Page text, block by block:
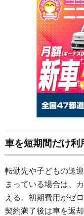
車を短期間だけ利
転勤先や子どもの送
まっている場合は、
える。初期費用がゼ
契約満了後は車を返